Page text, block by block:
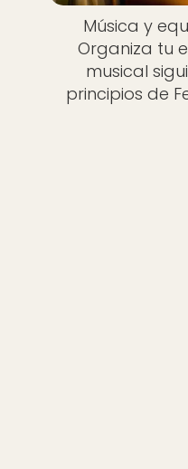
Música y
Organiza tu
musical
principios de